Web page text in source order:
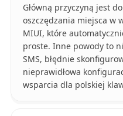
Główną przyczyną jest
oszczędzania miejsca w
MIUI, które
proste. Inne powody to
SMS, błędnie
nieprawidłowa
wsparcia dla polskiej